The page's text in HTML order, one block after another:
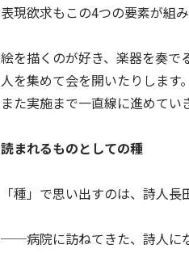
表現欲求もこの4つの要素が組
絵を描くのが好き、楽器を奏で
人を集めて会を開いたりしま
また実施まで一直線に進めてい
読まれるものとしての種
「種」で思い出すのは、詩人長
──病院に訪ねてきた、詩人に